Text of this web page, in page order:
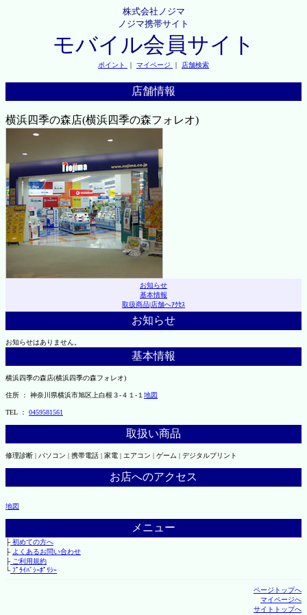
株式会社ノジマ
ノジマ携帯サイト
モバイル会員サイト
ポイント ｜ マイページ ｜ 店舗検索
店舗情報
横浜四季の森店(横浜四季の森フォレオ)
お知らせ
基本情報
取扱商品|店舗へｱｸｾｽ
お知らせ
お知らせはありません。
基本情報
横浜四季の森店(横浜四季の森フォレオ)
住所 ： 神奈川県横浜市旭区上白根３-４１-１ 地図
TEL ： 0459581561
取扱い商品
修理診断 | パソコン | 携帯電話 | 家電 | エアコン | ゲーム | デジタルプリント
お店へのアクセス
地図
メニュー
├初めての方へ
├ よくあるお問い合わせ
├ご利用規約
└ﾌﾟﾗｲﾊﾞｼｰﾎﾟﾘｼｰ
ページトップへ
マイページへ
サイトトップへ